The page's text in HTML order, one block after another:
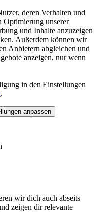
deren Verhalten und
Optimierung unserer
und Inhalte anzuzeigen
Außerdem können wir
Anbietern abgleichen und
anzeigen, nur wenn
in den Einstellungen
.
anpassen
wir dich auch abseits
zeigen dir relevante